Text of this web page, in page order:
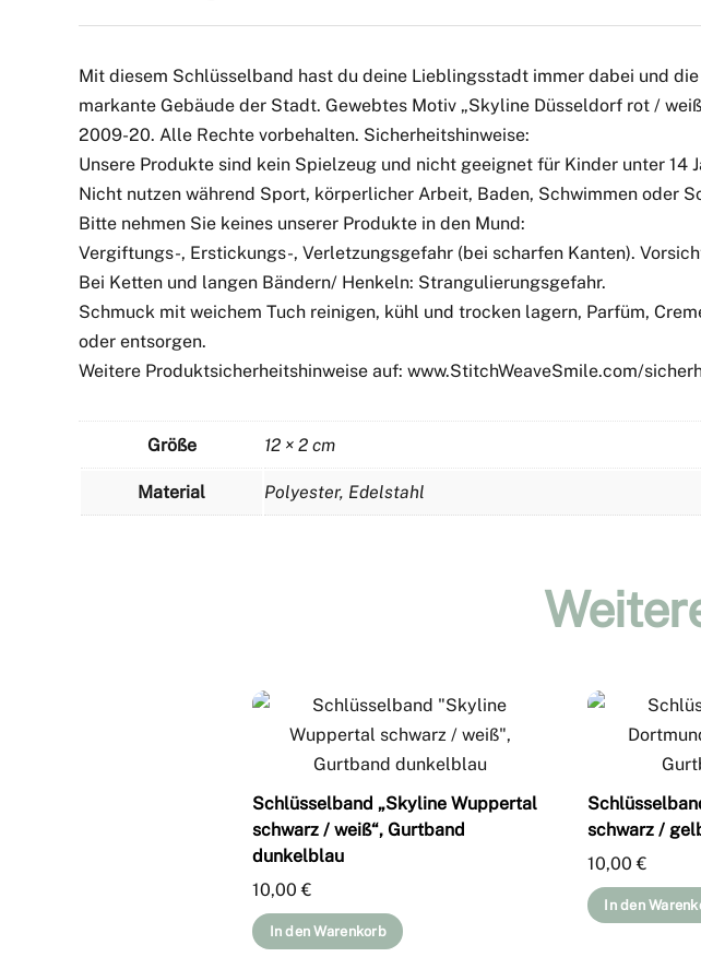
Mit diesem Schlüsselband hast du deine Lieblingsstadt immer dabei und
markante Gebäude der Stadt. Gewebtes Motiv „Skyline Düsseldorf rot /
2009-20. Alle Rechte vorbehalten. Sicherheitshinweise:
Unsere Produkte sind kein Spielzeug und nicht geeignet für Kinder unter 14
Nicht nutzen während Sport, körperlicher Arbeit, Baden, Schwimmen oder
Bitte nehmen Sie keines unserer Produkte in den Mund:
Vergiftungs-, Erstickungs-, Verletzungsgefahr (bei scharfen Kanten).
Bei Ketten und langen Bändern/ Henkeln: Strangulierungsgefahr.
Schmuck mit weichem Tuch reinigen, kühl und trocken lagern, Parfüm,
oder entsorgen.
Weitere Produktsicherheitshinweise auf: www.StitchWeaveSmile.com/
Größe 12 × 2 cm
Material Polyester, Edelstahl
Schlüsselband „Skyline Wuppertal
schwarz / weiß“, Gurtband
dunkelblau
10,00€
In den Warenkorb
schwarz /
10,00€
In den